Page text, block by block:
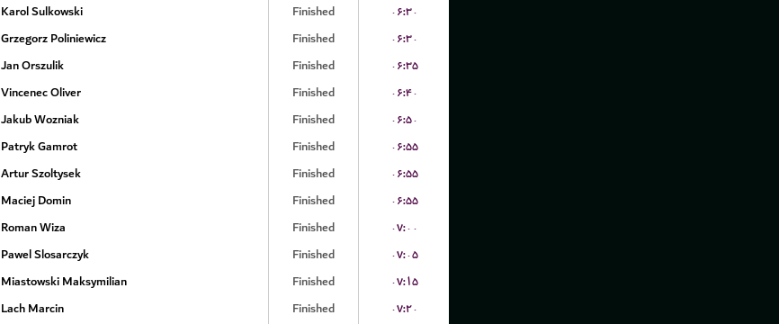
Karol Sulkowski Finished
۰۶:۳۰
Grzegorz Poliniewicz Finished
۰۶:۳۰
Jan Orszulik Finished
۰۶:۳۵
Vincenec Oliver Finished
۰۶:۴۰
Jakub Wozniak Finished
۰۶:۵۰
Patryk Gamrot Finished
۰۶:۵۵
Artur Szoltysek Finished
۰۶:۵۵
Maciej Domin Finished
۰۶:۵۵
Roman Wiza Finished
۰۷:۰۰
Pawel Slosarczyk Finished
۰۷:۰۵
Miastowski Maksymilian Finished
۰۷:۱۵
Lach Marcin Finished
۰۷:۲۰